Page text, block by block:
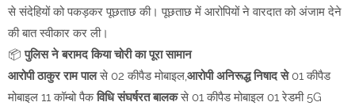
से संदेहियों को पकड़कर पूछताछ की। पूछताछ में आरोपियों ने वारदात को अंजाम देने
की बात स्वीकार कर ली।
📦पुलिस ने बरामद किया चोरी का पूरा सामान
आरोपी ठाकुर राम पालसे 02 कीपैड मोबाइल,आरोपी अनिरूद्ध निषाद से01 कीपैड
मोबाइल 11 कॉम्बो पैकविधि संघर्षरत बालकसे 01 कीपैड मोबाइल 01 रेडमी 5G